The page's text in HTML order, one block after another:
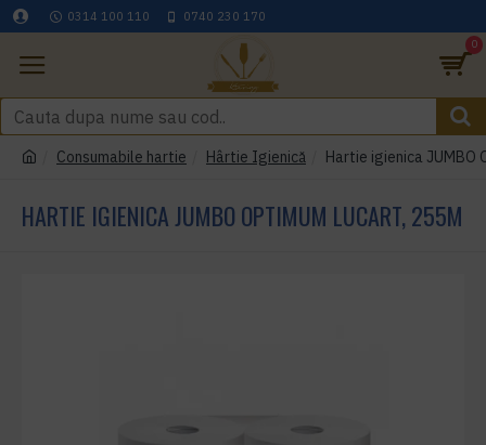
0314 100 110 0740 230 170
0
Consumabile hartie Hârtie Igienică Hartie igienica JUMBO
HARTIE IGIENICA JUMBO OPTIMUM LUCART, 255M